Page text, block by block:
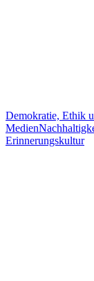
Demokratie, Ethik
Medien
Erinnerungskultur